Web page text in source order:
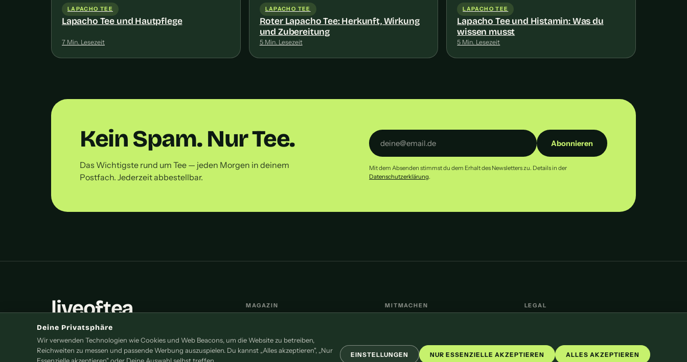
LAPACHO TEE
Lapacho Tee und Hautpflege
7 Min. Lesezeit
LAPACHO TEE
Roter Lapacho Tee: Herkunft, Wirkung
und Zubereitung
5 Min. Lesezeit
LAPACHO TEE
Lapacho Tee und Histamin: Was du
wissen musst
5 Min. Lesezeit
Kein Spam. Nur Tee.
Das Wichtigste rund um Tee — jeden Morgen in deinem
Postfach. Jederzeit abbestellbar.
Abonnieren
Mit dem Absenden stimmst du dem Erhalt des Newsletters zu. Details in der
Datenschutzerklärung.
liveoftea
Das Online-Magazin rund um Tee — Sorten,
Zubereitung, Gesundheit und Teekultur aus
aller Welt.
MAGAZIN
Zubehör
Süßungsmittel
MITMACHEN
Newsletter
LEGAL
Cookie-Einstellungen
Deine Privatsphäre
Wir verwenden Technologien wie Cookies und Web Beacons, um die Website zu betreiben,
Reichweiten zu messen und passende Werbung auszuspielen. Du kannst „Alles akzeptieren", „Nur
EINSTELLUNGEN NUR ESSENZIELLE AKZEPTIEREN ALLES AKZEPTIEREN